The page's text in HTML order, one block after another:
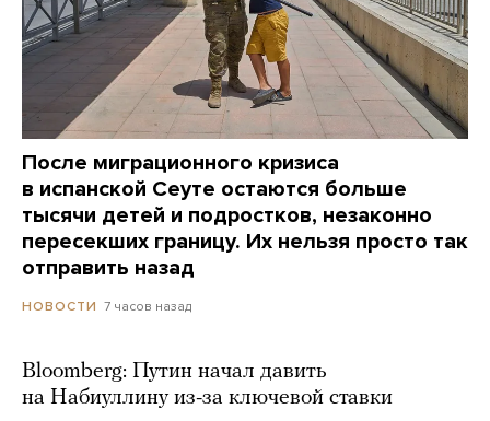
После миграционного кризиса
в испанской Сеуте остаются больше
тысячи детей и подростков, незаконно
пересекших границу. Их нельзя просто так
отправить назад
НОВОСТИ 7 часов назад
Bloomberg: Путин начал давить
на Набиуллину из-за ключевой ставки